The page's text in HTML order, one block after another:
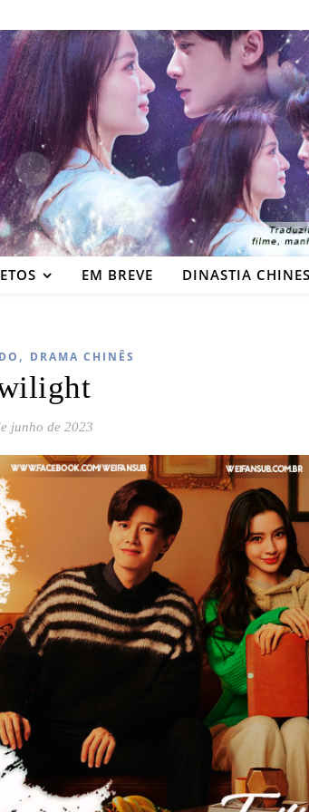
EM BREVE DINASTIA
, DRAMA CHINÊS
junho de 2023